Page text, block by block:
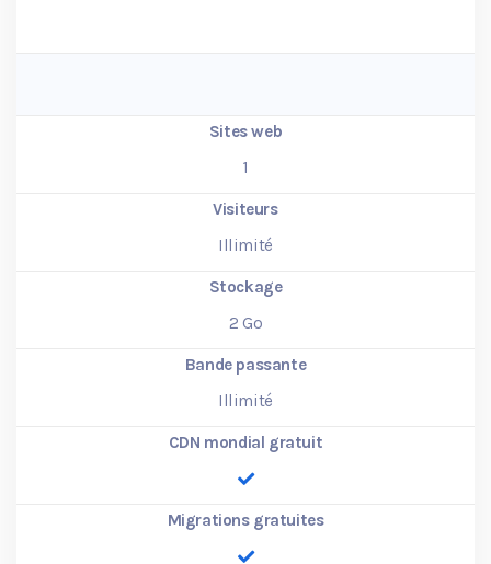
Sites web
1
Visiteurs
Illimité
Stockage
2 Go
Bande passante
Illimité
CDN mondial gratuit
Migrations gratuites